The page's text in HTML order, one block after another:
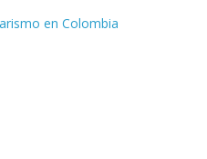
en Colombia